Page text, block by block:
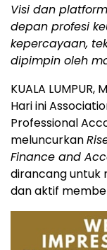
Visi dan
depan profesi
kepercayaan,
dipimpin oleh
KUALA LUMPUR,
Hari ini
Professional
meluncurkan
Finance and
dirancang untuk
dan aktif